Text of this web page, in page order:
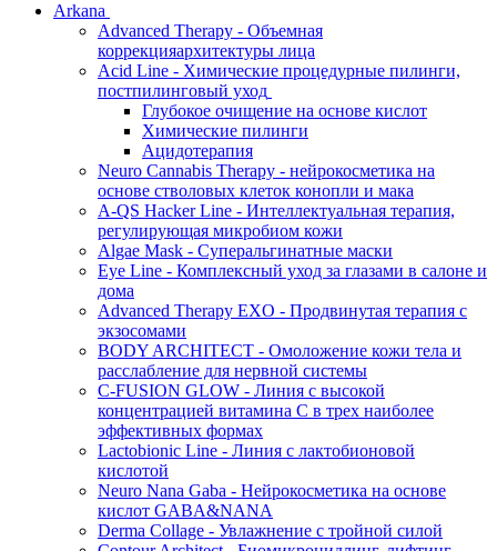
Arkana
Advanced Therapy - Объемная
коррекцияархитектуры лица
Acid Line - Химические процедурные пилинги,
постпилинговый уход
Глубокое очищение на основе кислот
Химические пилинги
Ацидотерапия
Neuro Cannabis Therapy - нейрокосметика на
основе стволовых клеток конопли и мака
A-QS Hacker Line - Интеллектуальная терапия,
регулирующая микробиом кожи
Algae Mask - Суперальгинатные маски
Eye Line - Комплексный уход за глазами в салоне и
дома
Advanced Therapy EXO - Продвинутая терапия с
экзосомами
BODY ARCHITECT - Омоложение кожи тела и
расслабление для нервной системы
C-FUSION GLOW - Линия с высокой
концентрацией витамина C в трех наиболее
эффективных формах
Lactobionic Line - Линия с лактобионовой
кислотой
Neuro Nana Gaba - Нейрокосметика на основе
кислот GABA&NANA
Derma Collage - Увлажнение с тройной силой